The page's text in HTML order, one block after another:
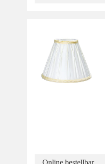
Online bestellbar